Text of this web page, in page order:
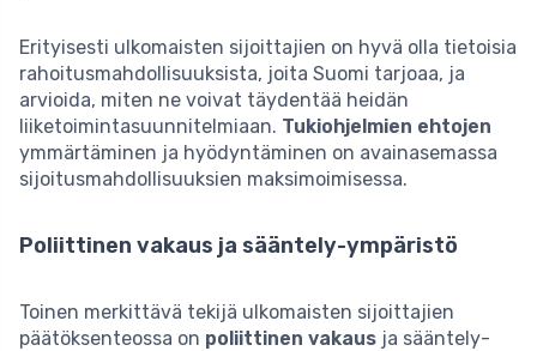
Erityisesti ulkomaisten sijoittajien on hyvä olla tietoisia
rahoitusmahdollisuuksista, joita Suomi tarjoaa, ja
arvioida, miten ne voivat täydentää heidän
liiketoimintasuunnitelmiaan. Tukiohjelmien ehtojen
ymmärtäminen ja hyödyntäminen on avainasemassa
sijoitusmahdollisuuksien maksimoimisessa.
Poliittinen vakaus ja sääntely-ympäristö
Toinen merkittävä tekijä ulkomaisten sijoittajien
päätöksenteossa on poliittinen vakaus ja sääntely-